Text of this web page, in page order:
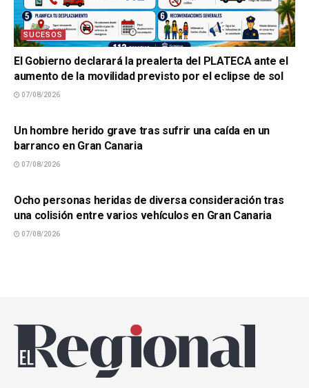
SUCESOS
El Gobierno declarará la prealerta del PLATECA ante el
aumento de la movilidad previsto por el eclipse de sol
07/08/2026
Un hombre herido grave tras sufrir una caída en un
barranco en Gran Canaria
07/08/2026
Ocho personas heridas de diversa consideración tras
una colisión entre varios vehículos en Gran Canaria
07/08/2026